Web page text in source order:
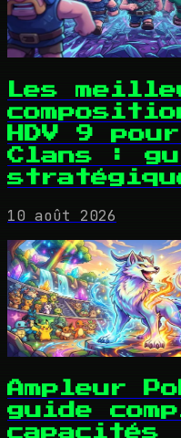
Les
HDV 9
Clans :
10 août 2026
Ampleur
guide
capacités